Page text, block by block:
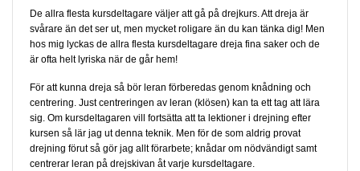
De allra flesta kursdeltagare väljer att gå på drejkurs. Att dreja är
svårare än det ser ut, men mycket roligare än du kan tänka dig! Men
hos mig lyckas de allra flesta kursdeltagare dreja fina saker och de
är ofta helt lyriska när de går hem!
För att kunna dreja så bör leran förberedas genom knådning och
centrering. Just centreringen av leran (klösen) kan ta ett tag att lära
sig. Om kursdeltagaren vill fortsätta att ta lektioner i drejning efter
kursen så lär jag ut denna teknik. Men för de som aldrig provat
drejning förut så gör jag allt förarbete; knådar om nödvändigt samt
centrerar leran på drejskivan åt varje kursdeltagare.